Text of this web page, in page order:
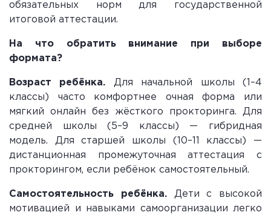
обязательных норм для государственной
итоговой аттестации.
На что обратить внимание при выборе
формата?
Возраст ребёнка. Для начальной школы (1–4
классы) часто комфортнее очная форма или
мягкий онлайн без жёсткого прокторинга. Для
средней школы (5–9 классы) — гибридная
модель. Для старшей школы (10–11 классы) —
дистанционная промежуточная аттестация с
прокторингом, если ребёнок самостоятельный.
Самостоятельность ребёнка.Дети с высокой
мотивацией и навыками самоорганизации легко